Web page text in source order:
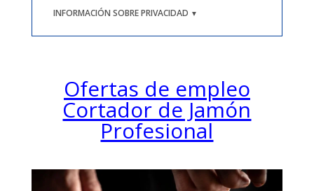
INFORMACIÓN SOBRE PRIVACIDAD
Ofertas de empleo
Cortador de Jamón
Profesional